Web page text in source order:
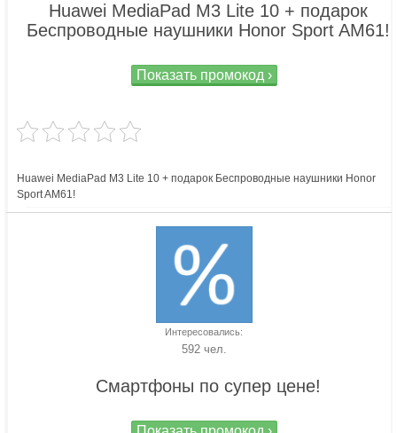
Huawei MediaPad М3 Lite 10 + подарок
Беспроводные наушники Honor Sport AM61!
Показать промокод ›
Huawei MediaPad М3 Lite 10 + подарок Беспроводные наушники Honor
Sport AM61!
Интересовались:
592 чел.
Смартфоны по супер цене!